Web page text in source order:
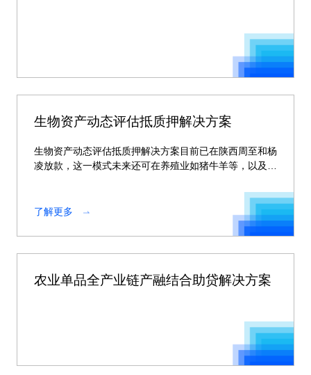
生物资产动态评估抵质押解决方案
生物资产动态评估抵质押解决方案目前已在陕西周至和杨
凌放款，这一模式未来还可在养殖业如猪牛羊等，以及种
了解更多
农业单品全产业链产融结合助贷解决方案